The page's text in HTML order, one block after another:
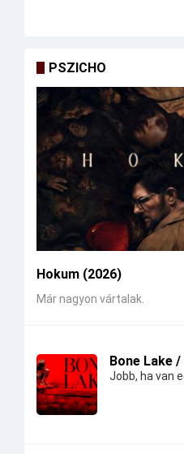
PSZICHO
Hokum (2026)
Már nagyon vártalak.
Bone Lake
Jobb, ha van